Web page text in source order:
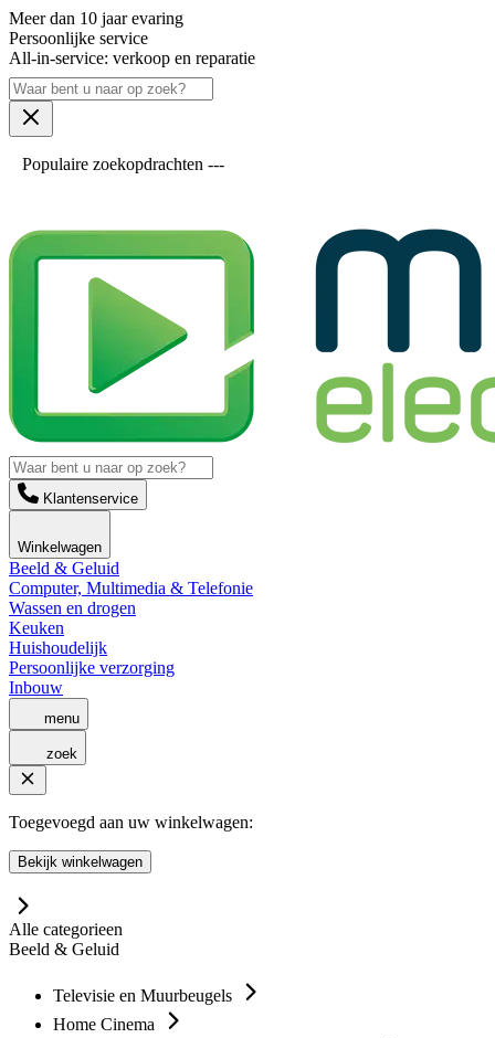
Meer dan 10 jaar evaring
Persoonlijke service
All-in-service: verkoop en reparatie
Populaire zoekopdrachten ---
Klantenservice
Winkelwagen
Beeld & Geluid
Computer, Multimedia & Telefonie
Wassen en drogen
Keuken
Huishoudelijk
Persoonlijke verzorging
Inbouw
menu
zoek
Toegevoegd aan uw winkelwagen:
Bekijk winkelwagen
Alle categorieen
Beeld & Geluid
Televisie en Muurbeugels
Home Cinema